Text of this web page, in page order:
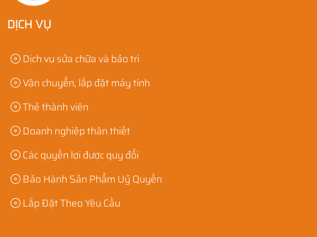
DỊCH VỤ
Dịch vụ sửa chữa và bảo trì
Vận chuyển, lắp đặt máy tính
Thẻ thành viên
Doanh nghiệp thân thiết
Các quyền lợi được quy đổi
Bảo Hành Sản Phẩm Uỷ Quyền
Lắp Đặt Theo Yêu Cầu